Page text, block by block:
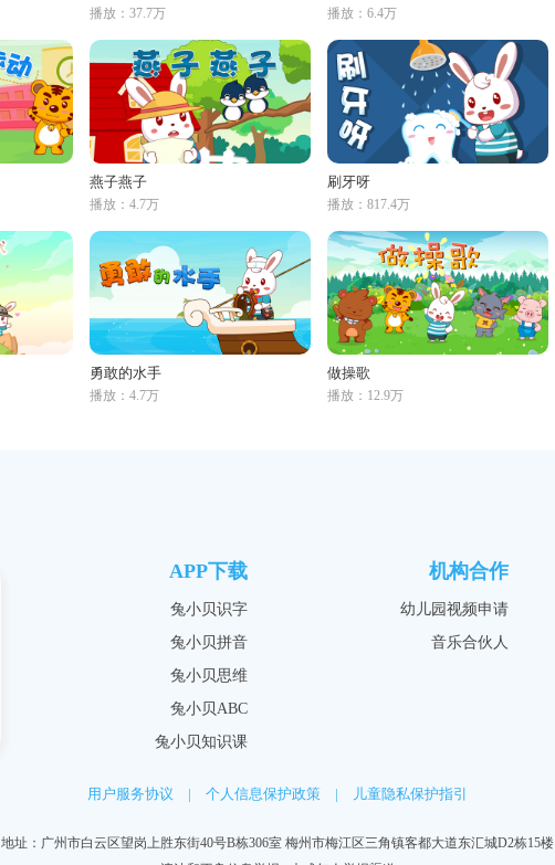
播放：37.7万 播放：6.4万
燕子燕子
播放：4.7万
刷牙呀
播放：817.4万
勇敢的水手
播放：4.7万
做操歌
播放：12.9万
APP下载
兔小贝识字
兔小贝拼音
兔小贝思维
兔小贝ABC
兔小贝知识课
机构合作
幼儿园视频申请
音乐合伙人
用户服务协议 | 个人信息保护政策 | 儿童隐私保护指引
地址：广州市白云区望岗上胜东街40号B栋306室 梅州市梅江区三角镇客都大道东汇城D2栋15楼